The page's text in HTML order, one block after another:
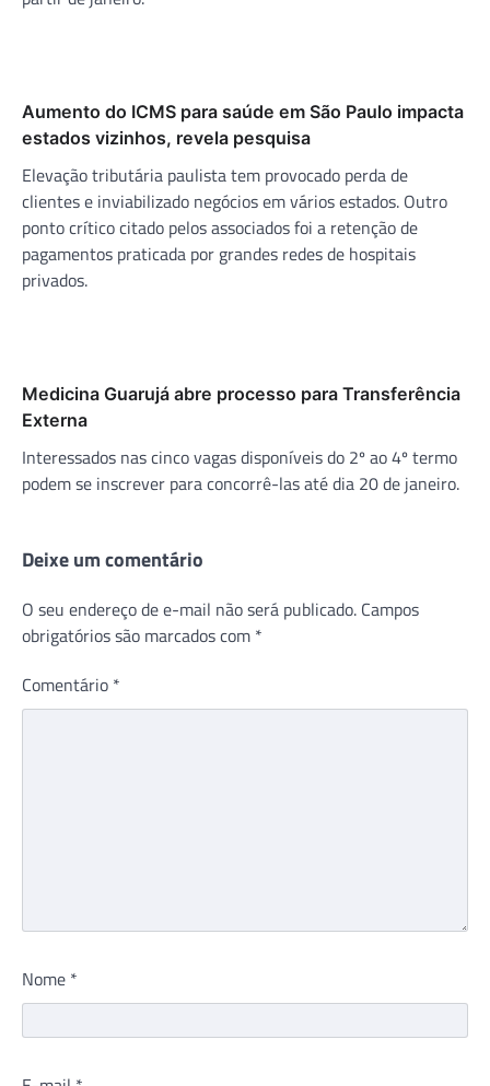
Aumento do ICMS para saúde em São Paulo impacta
estados vizinhos, revela pesquisa
Elevação tributária paulista tem provocado perda de
clientes e inviabilizado negócios em vários estados. Outro
ponto crítico citado pelos associados foi a retenção de
pagamentos praticada por grandes redes de hospitais
privados.
Medicina Guarujá abre processo para Transferência
Externa
Interessados nas cinco vagas disponíveis do 2º ao 4º termo
podem se inscrever para concorrê-las até dia 20 de janeiro.
Deixe um comentário
O seu endereço de e-mail não será publicado. Campos
obrigatórios são marcados com *
Comentário *
Nome *